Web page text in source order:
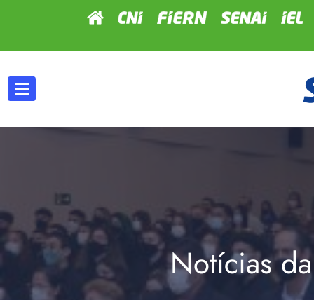
Notícias